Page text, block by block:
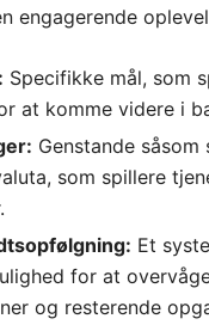
engagerende
Specifikke mål, som
at komme videre i
Genstande
som spillere
Et
for at
og resterende